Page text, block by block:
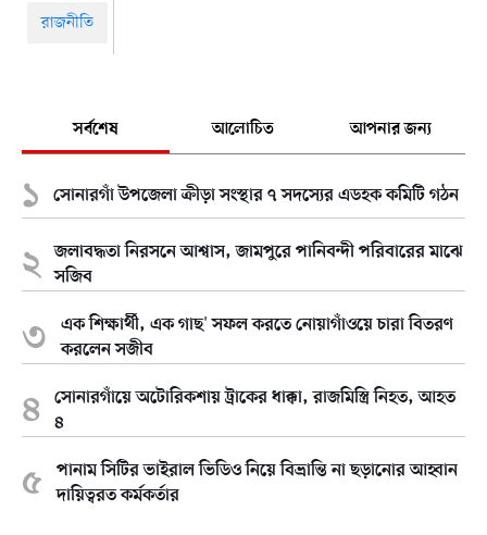
রাজনীতি
সর্বশেষ আলোচিত আপনার জন্য
সোনারগাঁ উপজেলা ক্রীড়া সংস্থার ৭ সদস্যের এডহক কমিটি গঠন
জলাবদ্ধতা নিরসনে আশ্বাস, জামপুরে পানিবন্দী পরিবারের মাঝে
সজিব
এক শিক্ষার্থী, এক গাছ' সফল করতে নোয়াগাঁওয়ে চারা বিতরণ
করলেন সজীব
সোনারগাঁয়ে অটোরিকশায় ট্রাকের ধাক্কা, রাজমিস্ত্রি নিহত, আহত
৪
পানাম সিটির ভাইরাল ভিডিও নিয়ে বিভ্রান্তি না ছড়ানোর আহ্বান
দায়িত্বরত কর্মকর্তার